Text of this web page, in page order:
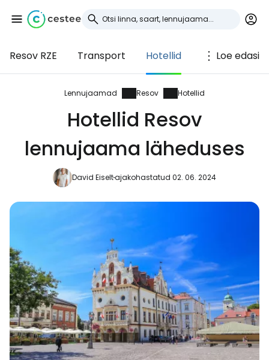
Resov RZE Transport Hotellid Loe edasi
Lennujaamad Resov Hotellid
Hotellid Resov
lennujaama läheduses
David Eiseltajakohastatud 02. 06. 2024
Logi sisse
Cestee'sse
... ülemaailmne reisikogukond
Jätkake e-kirjaga